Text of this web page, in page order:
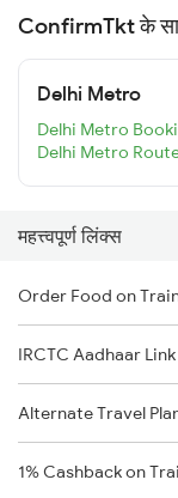
ConfirmTkt के साथ
Delhi Metro
Delhi Metro
Delhi Metro
महत्त्वपूर्ण लिंक्स
Order Food on
IRCTC Aadhaar Link
Alternate Travel
1% Cashback on